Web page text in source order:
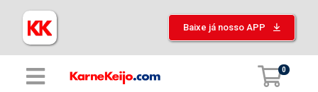
Baixe já nosso APP
0